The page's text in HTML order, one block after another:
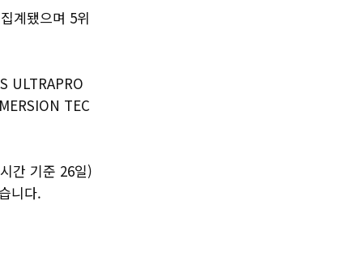
계됐으며 5위
ULTRAPRO
TEC
간 기준 26일)
니다.